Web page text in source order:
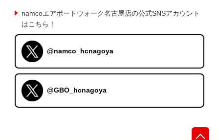
namcoエアポートウォーク名古屋店の公式SNSアカウント
はこちら！
@namco_hcnagoya
@GBO_hcnagoya